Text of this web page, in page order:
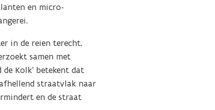
en micro-
in de reien terecht.
samen met
Kolk’ betekent dat
straatvlak naar
en de straat